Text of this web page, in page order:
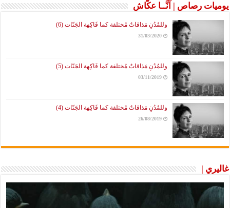
يوميات رصاص | آنَّــا عكَّاش
وللمُدُنِ مَذاقاتٌ مُختلفة كما فَاكِهة الجَنّات (6)
31/03/2020
وللمُدُنِ مَذاقاتٌ مُختلفة كما فَاكِهة الجَنّات (5)
03/11/2019
وللمُدُنِ مَذاقاتٌ مُختلفة كما فَاكِهة الجَنّات (4)
26/08/2019
غاليري |